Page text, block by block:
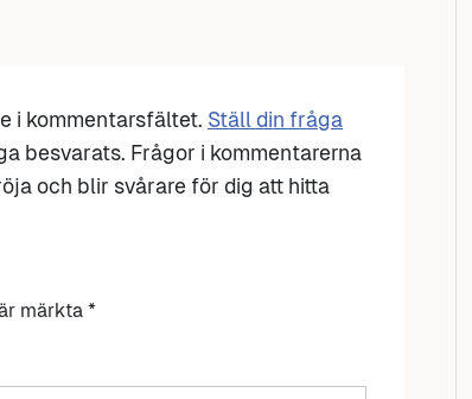
i kommentarsfältet. Ställ din fråga
besvarats. Frågor i kommentarerna
och blir svårare för dig att hitta
märkta *